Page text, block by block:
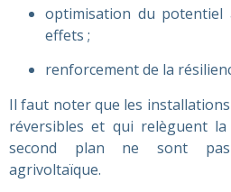
optimisation du potentiel
effets ;
renforcement de la
Il faut noter que les
réversibles et qui relèguent
second plan ne sont pas
agrivoltaïque.